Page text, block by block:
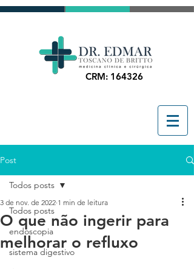
CRM: 164326
Post
Todos posts
endoscopia
sistema digestivo
Todos posts
O que não ingerir para
melhorar o refluxo
3 de nov. de 2022 1 min de leitura